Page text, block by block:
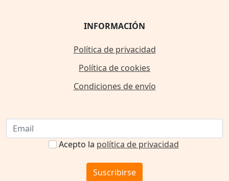
INFORMACIÓN
Política de privacidad
Política de cookies
Condiciones de envío
Acepto la política de privacidad
Suscribirse